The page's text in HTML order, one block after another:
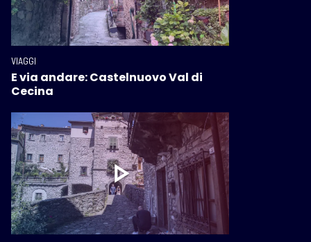
VIAGGI
E via andare: Castelnuovo Val di
Cecina